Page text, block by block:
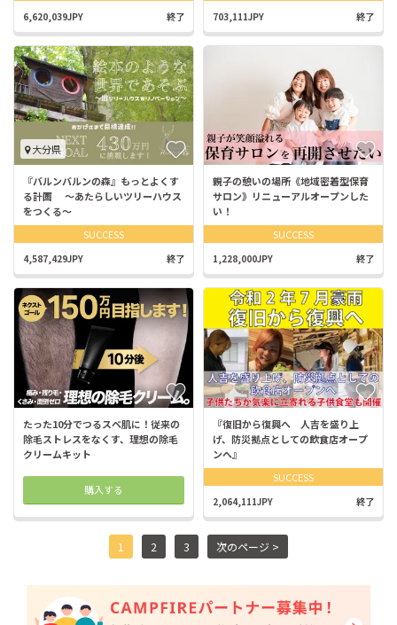
6,620,039JPY 終了 703,111JPY 終了
大分県
『バルンバルンの森』もっとよくす
る計画 〜あたらしいツリーハウス
をつくる〜
SUCCESS
4,587,429JPY 終了
親子の憩いの場所《地域密着型保育
サロン》リニューアルオープンした
い！
SUCCESS
1,228,000JPY 終了
たった10分でつるスベ肌に！従来の
除毛ストレスをなくす、理想の除毛
クリームキット
購入する
『復旧から復興へ 人吉を盛り上
げ、防災拠点としての飲食店オープ
ンへ』
SUCCESS
2,064,111JPY 終了
1 2 3 次のページ >